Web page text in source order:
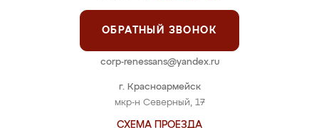
г. Красноармейск
мкр-н Северный, 17
СХЕМА ПРОЕЗДА
ОБРАТНЫЙ ЗВОНОК
corp-renessans@yandex.ru